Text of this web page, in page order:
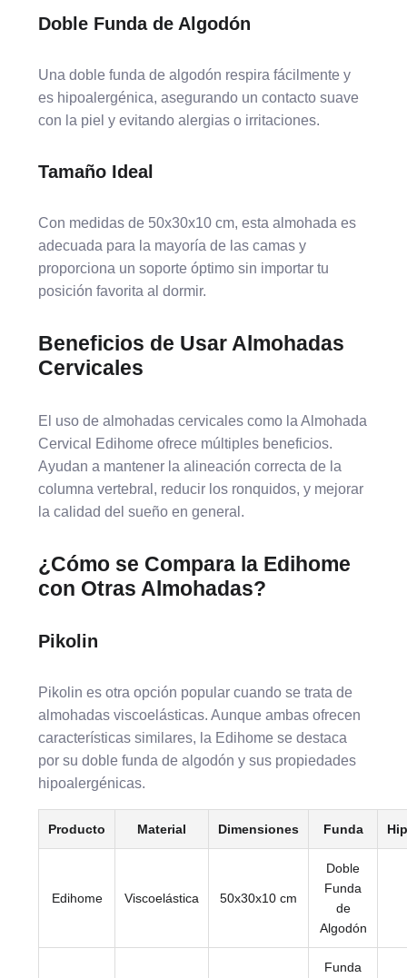
Doble Funda de Algodón
Una doble funda de algodón respira fácilmente y
es hipoalergénica, asegurando un contacto suave
con la piel y evitando alergias o irritaciones.
Tamaño Ideal
Con medidas de 50x30x10 cm, esta almohada es
adecuada para la mayoría de las camas y
proporciona un soporte óptimo sin importar tu
posición favorita al dormir.
Beneficios de Usar Almohadas
Cervicales
El uso de almohadas cervicales como la Almohada
Cervical Edihome ofrece múltiples beneficios.
Ayudan a mantener la alineación correcta de la
columna vertebral, reducir los ronquidos, y mejorar
la calidad del sueño en general.
¿Cómo se Compara la Edihome
con Otras Almohadas?
Pikolin
Pikolin es otra opción popular cuando se trata de
almohadas viscoelásticas. Aunque ambas ofrecen
características similares, la Edihome se destaca
por su doble funda de algodón y sus propiedades
hipoalergénicas.
Producto Material Dimensiones Funda
Edihome Viscoelástica 50x30x10 cm
Doble
Funda
de
Algodón
Funda